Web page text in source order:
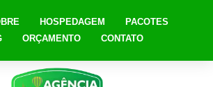
HOSPEDAGEM
PACOTES
ORÇAMENTO CONTATO